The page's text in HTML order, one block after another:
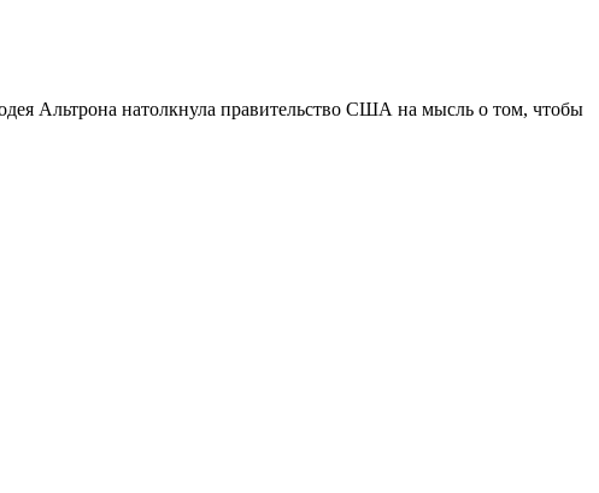
Альтрона натолкнула правительство США на мысль о том, чтобы